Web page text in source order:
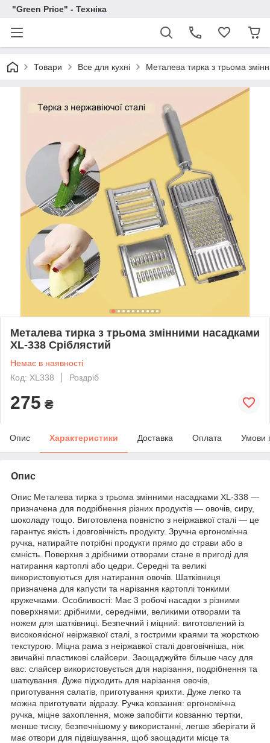
"Green Price" - Техніка
Товари Все для кухні Металева тирка з трьома
Металева тирка з трьома змінними насадками
XL-338 Сріблястий
Немає в наявності
Код: XL338
Роздріб
275 ₴
Опис Характеристики Доставка Оплата Умови
Опис
Опис Металева тирка з трьома змінними насадками XL-338 —
призначена для подрібнення різних продуктів — овочів, сиру,
шоколаду тощо. Виготовлена повністю з неіржавкої сталі — це
гарантує якість і довговічність продукту. Зручна ергономічна
ручка, натирайте потрібні продукти прямо до страви або в
ємність. Поверхня з дрібними отворами стане в пригоді для
натирання картоплі або цедри. Середні та великі
використовуються для натирання овочів. Шатківниця
призначена для капусти та нарізання картоплі тонкими
кружечками. Особливості: Має 3 робочі насадки з різними
поверхнями: дрібними, середніми, великими отворами та
ножем для шатківниці. Безпечний і міцний: виготовлений із
високоякісної неіржавкої сталі, з гострими краями та жорсткою
текстурою. Міцна рама з неіржавкої сталі довговічніша, ніж
звичайні пластикові слайсери. Заощаджуйте більше часу для
вас: слайсер використовується для нарізання, подрібнення та
шаткування. Дуже підходить для нарізання овочів,
приготування салатів, приготування крихти. Дуже легко та
можна приготувати відразу. Ручка ковзання: ергономічна
ручка, міцне захоплення, може запобігти ковзанню тертки,
менше тиску, безпечнішому у використанні, легше зберігати й
має отвори для підвішування, щоб заощадити місце та